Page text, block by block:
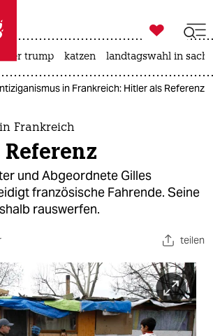
taz zahl ich
taz zahl ich

taz zahl ich
trump katzen landtagswahl in
in Frankreich: Hitler als Referenz
Frankreich
und Abgeordnete Gilles
französische Fahrende. Seine
rauswerfen.
teilen